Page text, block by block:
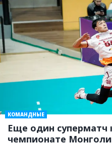
Еще один суперматч
чемпионате
КОМАНДНЫЕ